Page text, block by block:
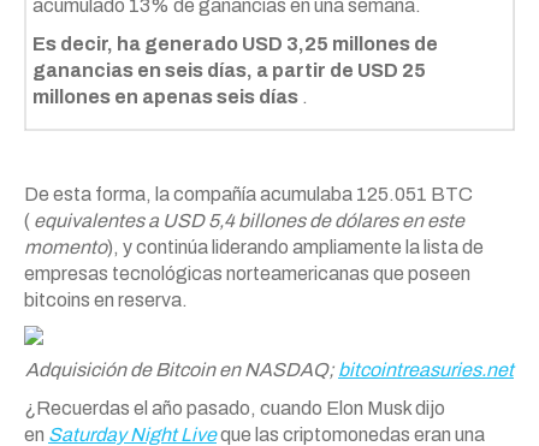
acumulado 13% de ganancias en una semana.
Es decir, ha generado USD 3,25 millones de
ganancias en seis días, a partir de USD 25
millones en apenas seis días .
De esta forma, la compañía acumulaba 125.051 BTC
( equivalentes a USD 5,4 billones de dólares en este
momento), y continúa liderando ampliamente la lista de
empresas tecnológicas norteamericanas que poseen
bitcoins en reserva.
Adquisición de Bitcoin en NASDAQ; bitcointreasuries.net
¿Recuerdas el año pasado, cuando Elon Musk dijo
en Saturday Night Liveque las criptomonedas eran una